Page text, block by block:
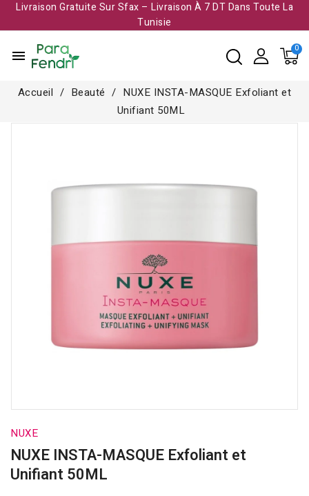
Livraison Gratuite Sur Sfax – Livraison À 7 DT Dans Toute La
Tunisie​
menu
Accueil Beauté
NUXE INSTA-MASQUE Exfoliant et
Unifiant 50ML
NUXE
NUXE INSTA-MASQUE Exfoliant et
Unifiant 50ML